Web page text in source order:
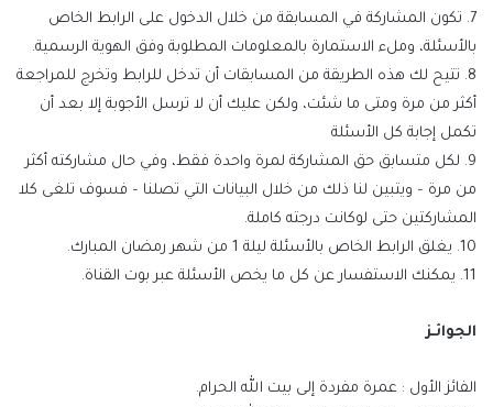
7. تكون المشاركة في المسابقة من خلال الدخول على الرابط الخاص
بالأسئلة، وملء الاستمارة بالمعلومات المطلوبة وفق الهوية الرسمية.
8. تتيح لك هذه الطريقة من المسابقات أن تدخل للرابط وتخرج للمراجعة
أكثر من مرة ومتى ما شئت، ولكن عليك أن لا ترسل الأجوبة إلا بعد أن
تكمل إجابة كل الأسئلة
9. لكل متسابق حق المشاركة لمرة واحدة فقط، وفي حال مشاركته أكثر
من مرة – ويتبين لنا ذلك من خلال البيانات التي تصلنا – فسوف تلغى كلا
المشاركتين حتى لوكانت درجته كاملة.
10. يغلق الرابط الخاص بالأسئلة ليلة 1 من شهر رمضان المبارك.
11. يمكنك الاستفسار عن كل ما يخص الأسئلة عبر بوت القناة.
الجوائـز
الفائز الأول : عمرة مفردة إلى بيت الله الحرام.